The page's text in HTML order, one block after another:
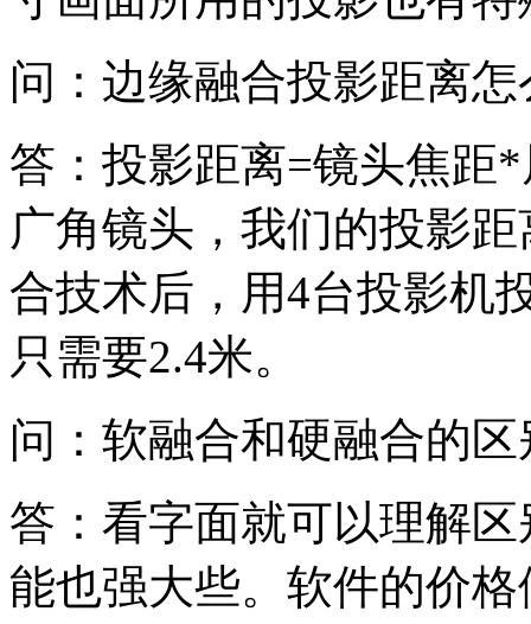
问：边缘融合投影距离
答：投影距离=镜头焦距
广角镜头，我们的投影
合技术后，用4台投影机
只需要2.4米。
问：软融合和硬融合的
答：看字面就可以理解
能也强大些。软件的价